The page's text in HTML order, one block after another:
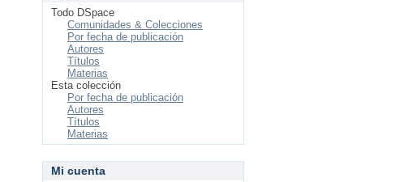
Todo DSpace
Comunidades & Colecciones
Por fecha de publicación
Autores
Títulos
Materias
Esta colección
Por fecha de publicación
Autores
Títulos
Materias
Mi cuenta